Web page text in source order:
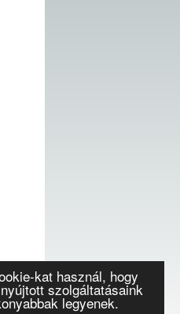
kat használ, hogy
szolgáltatásaink
legyenek.